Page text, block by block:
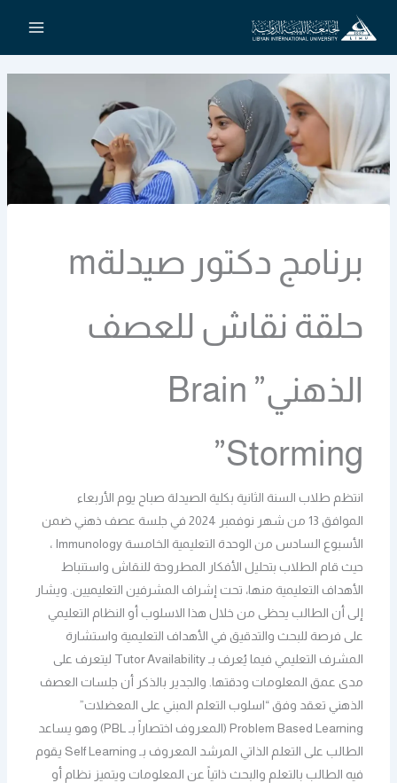
المحتوى
برنامج دكتور صيدلةm
حلقة نقاش للعصف
الذهني” Brain
Storming”
انتظم طلاب السنة الثانية بكلية الصيدلة صباح يوم الأربعاء
الموافق 13 من شهر نوفمبر 2024 في جلسة عصف ذهني ضمن
الأسبوع السادس من الوحدة التعليمية الخامسة Immunology ،
حيث قام الطلاب بتحليل الأفكار المطروحة للنقاش واستنباط
الأهداف التعليمية منها، تحت إشراف المشرفين التعليميين. ويشار
إلى أن الطالب يحظى من خلال هذا الاسلوب أو النظام التعليمي
على فرصة للبحث والتدقيق في الأهداف التعليمية واستشارة
المشرف التعليمي فيما يُعرف بـ Tutor Availability ليتعرف على
مدى عمق المعلومات ودقتها. والجدير بالذكر أن جلسات العصف
الذهني تعقد وفق “اسلوب التعلم المبني على المعضلات”
Problem Based Learning (المعروف اختصاراً بـ PBL) وهو يساعد
الطالب على التعلم الذاتي المرشد المعروف بـ Self Learning يقوم
فيه الطالب بالتعلم والبحث ذاتياً عن المعلومات ويتميز نظام أو